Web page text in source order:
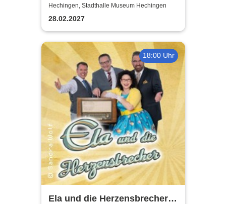
Domma an Deixl!
Hechingen, Stadthalle Museum Hechingen
28.02.2027
18:00 Uhr
Ela und die Herzensbrecher -